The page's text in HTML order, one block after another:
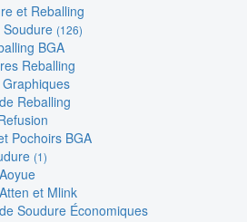
et Reballing
(126)
BGA
Reballing
Reballing
Pochoirs BGA
(1)
et Mlink
Soudure Économiques